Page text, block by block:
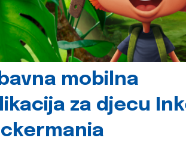
mobilna
za djecu